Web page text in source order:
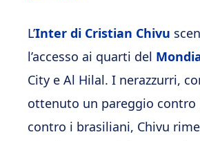
L’Inter di Cristian Chivu
l’accesso ai quarti del
City e Al Hilal. I nerazzurri,
ottenuto un pareggio contro
contro i brasiliani, Chivu